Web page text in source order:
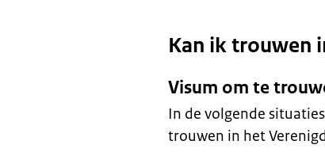
Kan ik trouwen
Visum om te
In de volgende
trouwen in het